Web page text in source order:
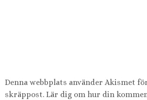
Denna webbplats använder Akismet
skräppost. Lär dig om hur din